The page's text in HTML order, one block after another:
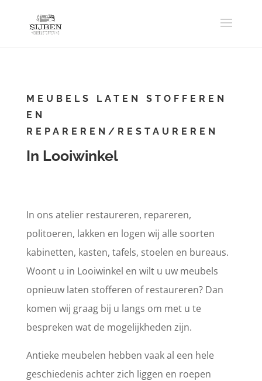
MEUBELS LATEN STOFFEREN
EN
REPAREREN/RESTAUREREN
In Looiwinkel
In ons atelier restaureren, repareren,
politoeren, lakken en logen wij alle soorten
kabinetten, kasten, tafels, stoelen en bureaus.
Woont u in Looiwinkel en wilt u uw meubels
opnieuw laten stofferen of restaureren? Dan
komen wij graag bij u langs om met u te
bespreken wat de mogelijkheden zijn.
Antieke meubelen hebben vaak al een hele
geschiedenis achter zich liggen en roepen